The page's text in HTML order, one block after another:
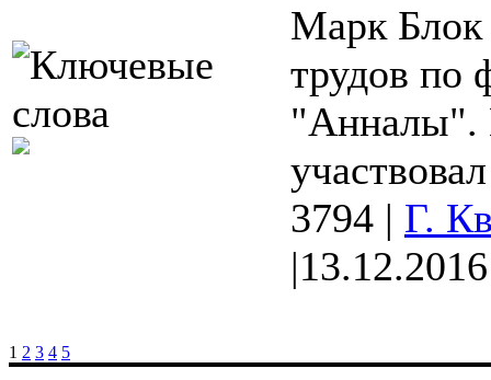
Марк Блок
трудов по
"Анналы".
3794 | Г.
|13.12.2016
1 2 3 4 5